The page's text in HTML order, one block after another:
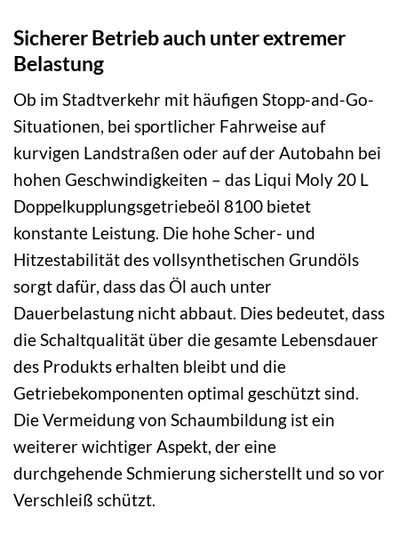
Sicherer Betrieb auch unter extremer
Belastung
Ob im Stadtverkehr mit häufigen Stopp-and-Go-
Situationen, bei sportlicher Fahrweise auf
kurvigen Landstraßen oder auf der Autobahn bei
hohen Geschwindigkeiten – das Liqui Moly 20 L
Doppelkupplungsgetriebeöl 8100 bietet
konstante Leistung. Die hohe Scher- und
Hitzestabilität des vollsynthetischen Grundöls
sorgt dafür, dass das Öl auch unter
Dauerbelastung nicht abbaut. Dies bedeutet, dass
die Schaltqualität über die gesamte Lebensdauer
des Produkts erhalten bleibt und die
Getriebekomponenten optimal geschützt sind.
Die Vermeidung von Schaumbildung ist ein
weiterer wichtiger Aspekt, der eine
durchgehende Schmierung sicherstellt und so vor
Verschleiß schützt.